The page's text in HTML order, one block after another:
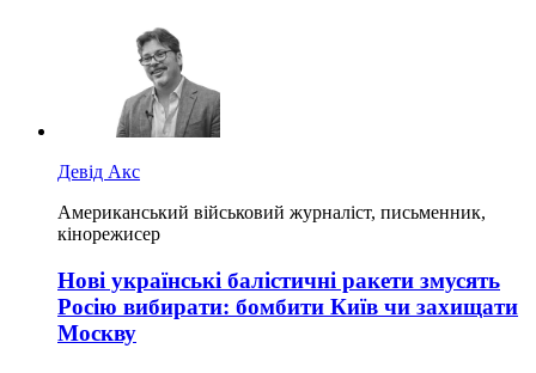
Девід Акс
Американський військовий журналіст, письменник,
кінорежисер
Нові українські балістичні ракети змусять
Росію вибирати: бомбити Київ чи захищати
Москву